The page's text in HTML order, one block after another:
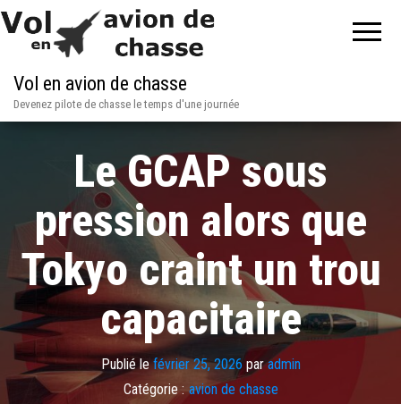
Vol en avion de chasse
Devenez pilote de chasse le temps d'une journée
Le GCAP sous
pression alors que
Tokyo craint un trou
capacitaire
Publié lefévrier 25, 2026paradmin
Catégorie : avion de chasse